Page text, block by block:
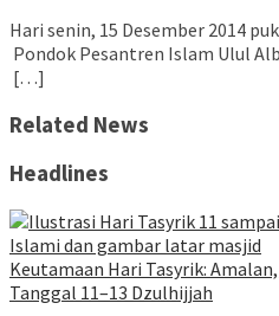
Hari senin, 15 Desember 2014
Pondok Pesantren Islam Ulul
[…]
Related News
Headlines
Keutamaan Hari Tasyrik:
Tanggal 11–13 Dzulhijjah